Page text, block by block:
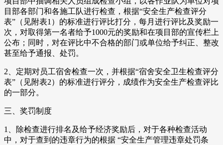
目部各部门和各施工队进行检查，根据“安全生产检查评分
表”（见附表1）的标准进行评比打分，每月进行评比及奖励一
次，对取得第一名者给予1000元的奖励和在项目部的宣传栏上
公布；同时，对在评比中不合格的部门或单位给予纠正、整改
甚至给予通报、处罚。
2、定期对员工宿舍检查一次，并根据“宿舍安全卫生检查评分
表”（见附表2）的标准进行评分，成绩作为安全生产检查评比
的一部分。
三、奖罚制度
1、除检查进行排名及给予经济奖励后，对于各种检查活动
中，对于查到的违章行为的根据 “安全生产管理违章处罚条